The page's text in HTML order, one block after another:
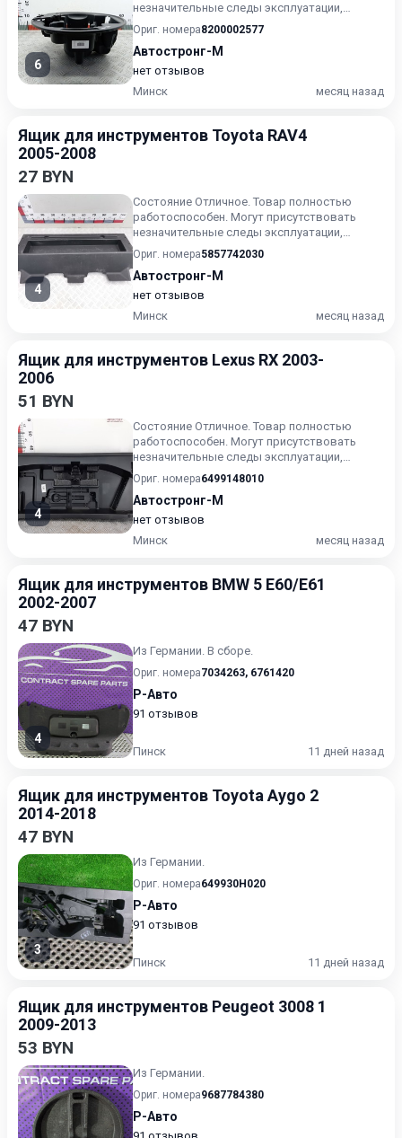
6
незначительные следы эксплуатации,
царапины на лакокрасочном покрыт...
Ориг. номера8200002577
Автостронг-М
нет отзывов
Минск
месяц назад
Ящик для инструментов Toyota RAV4
2005-2008
27 BYN
4
Состояние Отличное. Товар полностью
работоспособен. Могут присутствовать
незначительные следы эксплуатации,
царапины на лакокрасочном покрыт...
Ориг. номера5857742030
Автостронг-М
нет отзывов
Минск
месяц назад
Ящик для инструментов Lexus RX 2003-
2006
51 BYN
4
Состояние Отличное. Товар полностью
работоспособен. Могут присутствовать
незначительные следы эксплуатации,
царапины на лакокрасочном покрыт...
Ориг. номера6499148010
Автостронг-М
нет отзывов
Минск
месяц назад
Ящик для инструментов BMW 5 E60/E61
2002-2007
47 BYN
4
Из Германии. В сборе.
Ориг. номера7034263, 6761420
Р-Авто
91 отзывов
Пинск 11 дней назад
Ящик для инструментов Toyota Aygo 2
2014-2018
47 BYN
3
Из Германии.
Ориг. номера649930H020
Р-Авто
91 отзывов
Пинск 11 дней назад
Ящик для инструментов Peugeot 3008 1
2009-2013
53 BYN
Из Германии.
Ориг. номера9687784380
Р-Авто